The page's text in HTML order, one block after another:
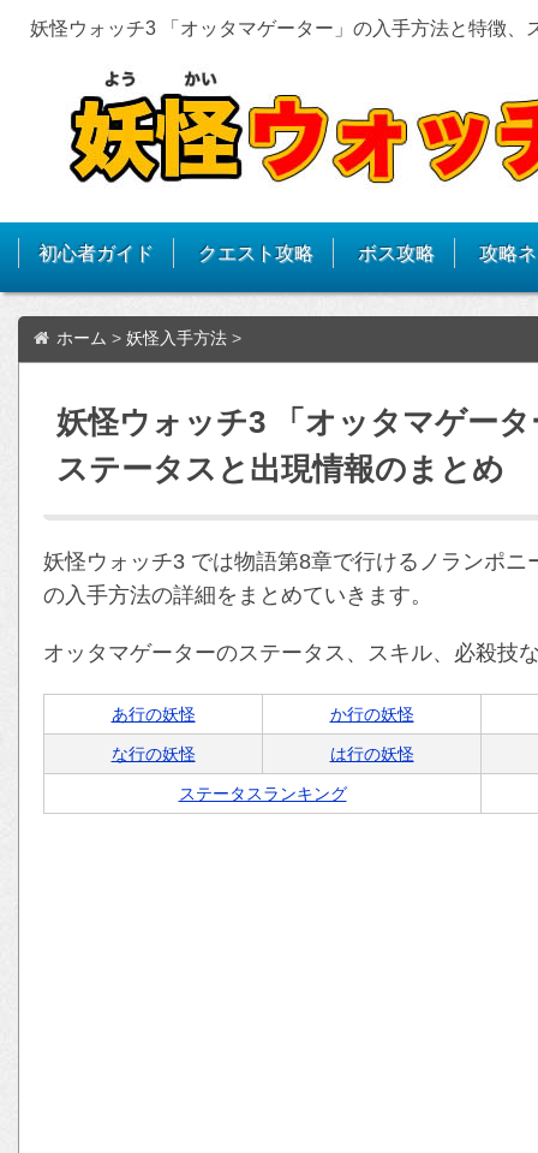
妖怪ウォッチ3 「オッタマゲーター」の入手方法と特徴、
初心者ガイド クエスト攻略 ボス攻略 攻略
ホーム > 妖怪入手方法 >
妖怪ウォッチ3 「オッタマゲー
ステータスと出現情報のまとめ
妖怪ウォッチ3 では物語第8章で行けるノランポ
の入手方法の詳細をまとめていきます。
オッタマゲーターのステータス、スキル、必殺技
あ行の妖怪 か行の妖怪
な行の妖怪 は行の妖怪
ステータスランキング